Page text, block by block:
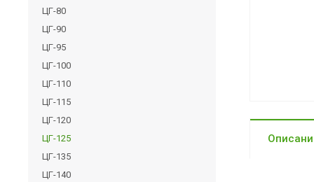
ЦГ-80
ЦГ-90
ЦГ-95
ЦГ-100
ЦГ-110
ЦГ-115
ЦГ-120
ЦГ-125
ЦГ-135
ЦГ-140